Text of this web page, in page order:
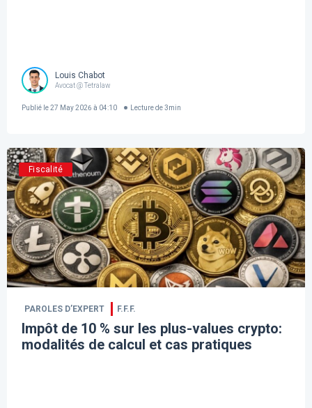
Louis Chabot
Avocat @ Tetralaw
Publié le27 May 2026 à 04:10 Lecture de 3min
Fiscalité
PAROLES D’EXPERT F.F.F.
Impôt de 10 % sur les plus-values crypto:
modalités de calcul et cas pratiques